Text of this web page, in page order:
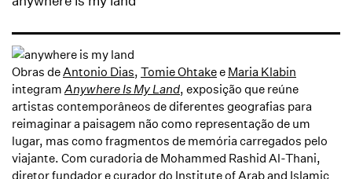
Obras deAntonio Dias, Tomie Ohtakee Maria Klabin
integramAnywhere Is My Land, exposição que reúne
artistas contemporâneos de diferentes geografias para
reimaginar a paisagem não como representação de um
lugar, mas como fragmentos de memória carregados pelo
viajante. Com curadoria de Mohammed Rashid Al-Thani,
diretor fundador e curador do Institute of Arab and Islamic